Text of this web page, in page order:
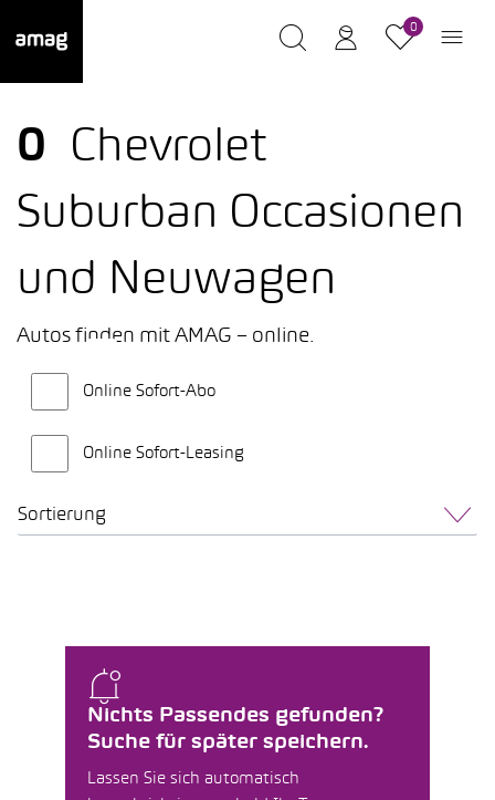
0
0
Chevrolet
Suburban Occasionen
und Neuwagen
Autos finden mit AMAG – online.
Online Sofort-Abo
Online Sofort-Leasing
Sortierung
Nichts Passendes gefunden?
Suche für später speichern.
Lassen Sie sich automatisch